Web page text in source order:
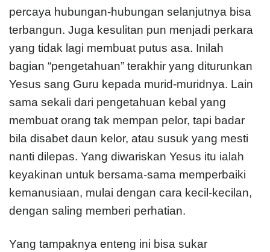
percaya hubungan-hubungan selanjutnya bisa
terbangun. Juga kesulitan pun menjadi perkara
yang tidak lagi membuat putus asa. Inilah
bagian “pengetahuan” terakhir yang diturunkan
Yesus sang Guru kepada murid-muridnya. Lain
sama sekali dari pengetahuan kebal yang
membuat orang tak mempan pelor, tapi badar
bila disabet daun kelor, atau susuk yang mesti
nanti dilepas. Yang diwariskan Yesus itu ialah
keyakinan untuk bersama-sama memperbaiki
kemanusiaan, mulai dengan cara kecil-kecilan,
dengan saling memberi perhatian.
Yang tampaknya enteng ini bisa sukar